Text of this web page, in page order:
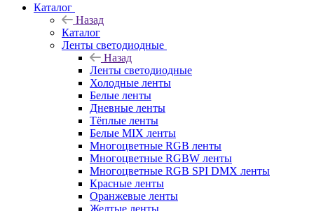
Каталог
Назад
Каталог
Ленты светодиодные
Назад
Ленты светодиодные
Холодные ленты
Белые ленты
Дневные ленты
Тёплые ленты
Белые MIX ленты
Многоцветные RGB ленты
Многоцветные RGBW ленты
Многоцветные RGB SPI DMX ленты
Красные ленты
Оранжевые ленты
Желтые ленты